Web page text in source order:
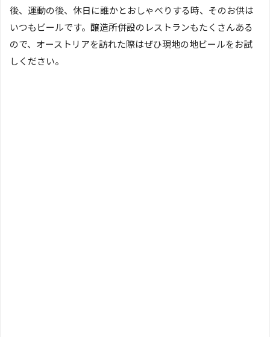
後、運動の後、休日に誰かとおしゃべりする時、そのお供は
いつもビールです。醸造所併設のレストランもたくさんある
ので、オーストリアを訪れた際はぜひ現地の地ビールをお試
しください。